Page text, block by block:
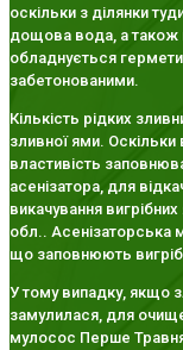
оскільки з ділянки
дощова вода, а також
обладнується
забетонованими.
Кількість рідких
зливної ями.
властивість
асенізатора, для
викачування
обл.. Асенізаторська
що заповнюють
У тому випадку, якщо
замулилася, для
мулосос Перше